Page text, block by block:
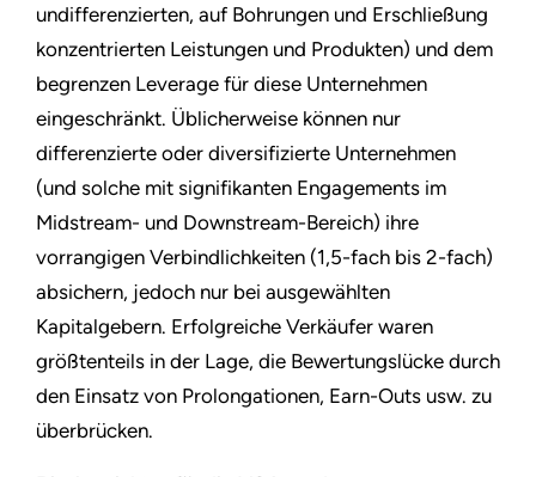
undifferenzierten, auf Bohrungen und Erschließung
konzentrierten Leistungen und Produkten) und dem
begrenzen Leverage für diese Unternehmen
eingeschränkt. Üblicherweise können nur
differenzierte oder diversifizierte Unternehmen
(und solche mit signifikanten Engagements im
Midstream- und Downstream-Bereich) ihre
vorrangigen Verbindlichkeiten (1,5-fach bis 2-fach)
absichern, jedoch nur bei ausgewählten
Kapitalgebern. Erfolgreiche Verkäufer waren
größtenteils in der Lage, die Bewertungslücke durch
den Einsatz von Prolongationen, Earn-Outs usw. zu
überbrücken.